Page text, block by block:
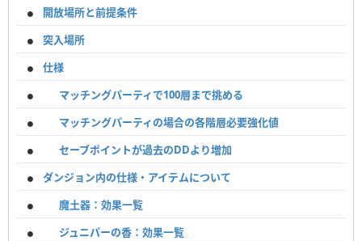
開放場所と前提条件
突入場所
仕様
マッチングパーティで100層まで挑める
マッチングパーティの場合の各階層必要強化値
セーブポイントが過去のDDより増加
ダンジョン内の仕様・アイテムについて
魔土器：効果一覧
ジュニパーの香：効果一覧